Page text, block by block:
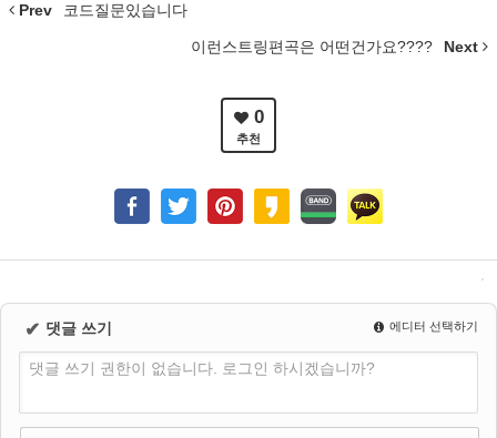
Prev 코드질문있습니다
이런스트링편곡은 어떤건가요???? Next
0
추천
✔ 댓글 쓰기 에디터 선택하기
댓글 쓰기 권한이 없습니다. 로그인 하시겠습니까?